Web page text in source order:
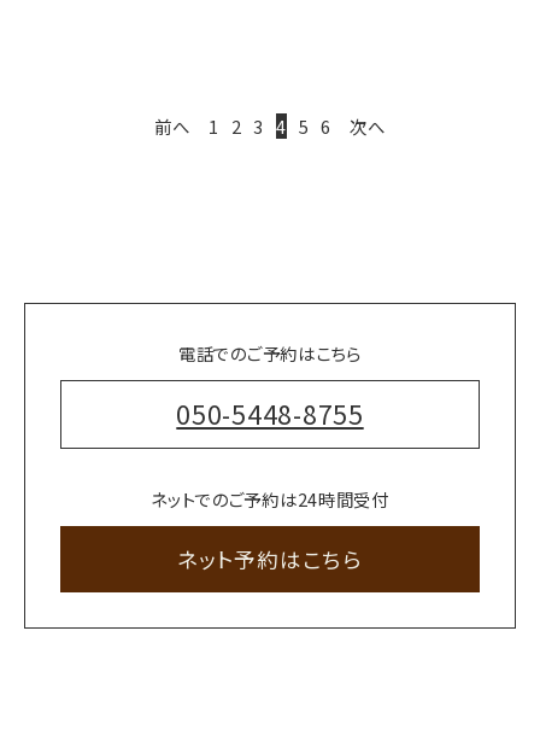
前へ 1 2 3 4 5 6 次へ
電話でのご予約はこちら
050-5448-8755
ネットでのご予約は24時間受付
ネット予約はこちら